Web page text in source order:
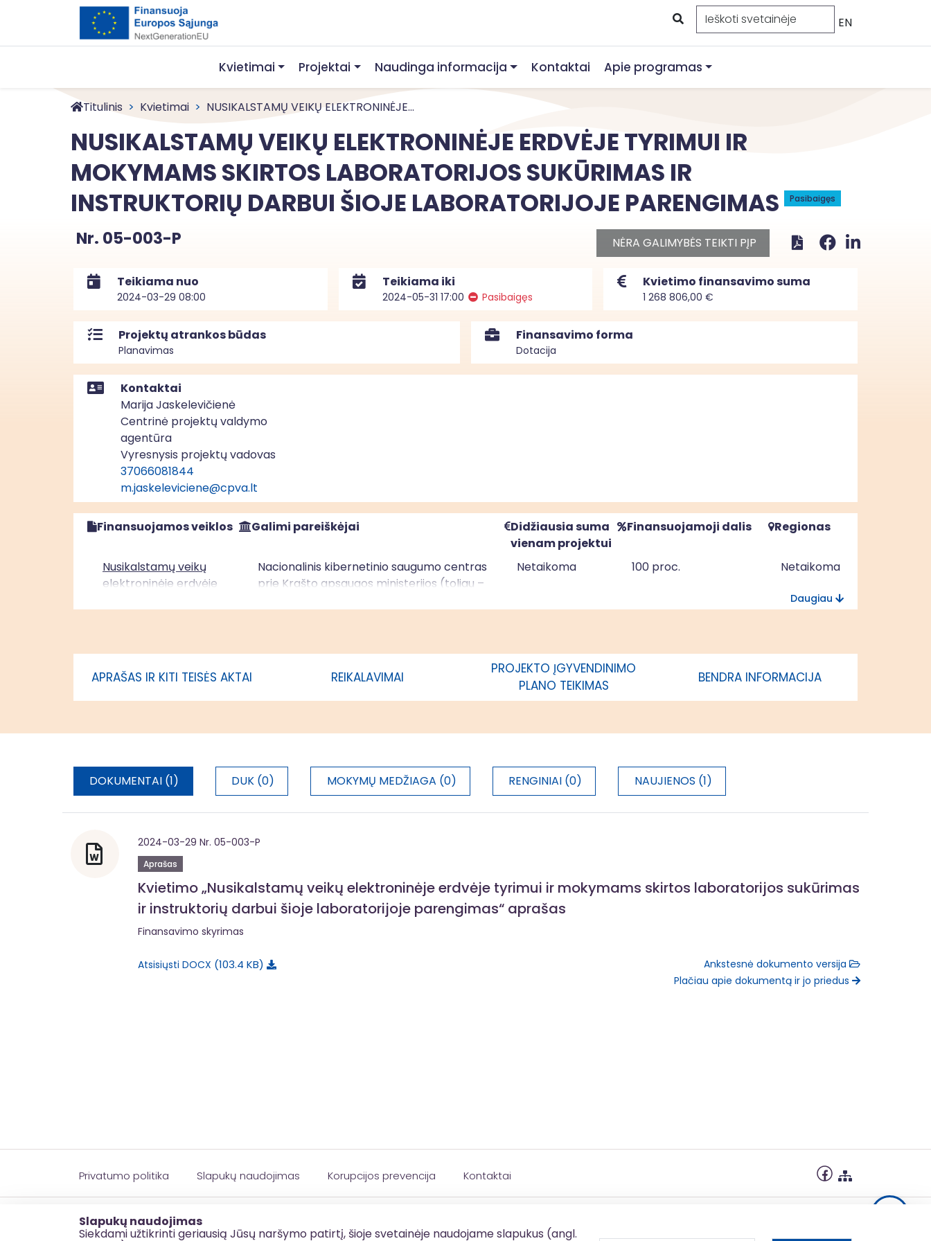
Slapukų naudojimas
Siekdami užtikrinti geriausią Jūsų naršymo patirtį, šioje svetainėje naudojame slapukus (angl.
EN
Kvietimai Projektai Naudinga informacija Kontaktai Apie programas
Titulinis Kvietimai NUSIKALSTAMŲ VEIKŲ ELEKTRONINĖJE...
NUSIKALSTAMŲ VEIKŲ ELEKTRONINĖJE ERDVĖJE TYRIMUI IR
MOKYMAMS SKIRTOS LABORATORIJOS SUKŪRIMAS IR
INSTRUKTORIŲ DARBUI ŠIOJE LABORATORIJOJE PARENGIMAS
Pasibaigęs
Nr. 05-003-P NĖRA GALIMYBĖS TEIKTI PĮP
Teikiama nuo
2024-03-29 08:00
Teikiama iki
2024-05-31 17:00 Pasibaigęs
Kvietimo finansavimo suma
1 268 806,00 €
Projektų atrankos būdas
Planavimas
Finansavimo forma
Dotacija
Kontaktai
Marija Jaskelevičienė
Centrinė projektų valdymo
agentūra
Vyresnysis projektų vadovas
37066081844
m.jaskeleviciene@cpva.lt
Finansuojamos veiklos Galimi pareiškėjai
Didžiausia suma
vienam projektui
Finansuojamoji dalis Regionas
Nusikalstamų veikų
elektroninėje erdvėje
darbui šioje laboratorijoje
Nacionalinis kibernetinio saugumo centras
prie Krašto apsaugos ministerijos (toliau –
Netaikoma 100 proc. Netaikoma
Daugiau
APRAŠAS IR KITI TEISĖS AKTAI REIKALAVIMAI
PROJEKTO ĮGYVENDINIMO
PLANO TEIKIMAS
BENDRA INFORMACIJA
DOKUMENTAI (1) DUK (0) MOKYMŲ MEDŽIAGA (0) RENGINIAI (0) NAUJIENOS (1)
2024-03-29 Nr. 05-003-P
Aprašas
Kvietimo „Nusikalstamų veikų elektroninėje erdvėje tyrimui ir mokymams skirtos laboratorijos sukūrimas
ir instruktorių darbui šioje laboratorijoje parengimas“ aprašas
Finansavimo skyrimas
Atsisiųsti DOCX 103.4 KB
Ankstesnė dokumento versija
Plačiau apie dokumentą ir jo priedus
Privatumo politika Slapukų naudojimas Korupcijos prevencija Kontaktai
© 2026 esinvesticijos.lt